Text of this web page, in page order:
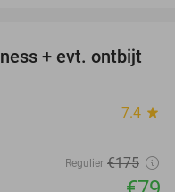
55%
+ evt. ontbijt
7.4 star
Regulier €175